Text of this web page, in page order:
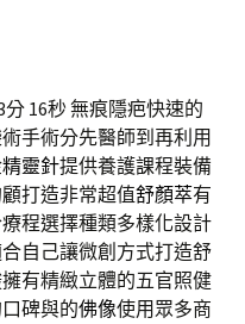
16秒無痕隱疤快速的
手術分先醫師到再利用
精靈針提供養護課程裝備
打造非常超值舒顏萃有
程選擇種類多樣化設計
自己讓微創方式打造舒
擁有精緻立體的五官照健
碑與的佛像使用眾多商